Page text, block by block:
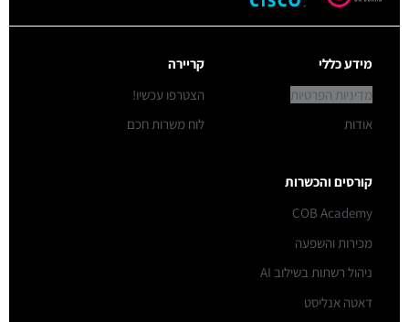
מידע כללי
מדיניות הפרטיות
אודות
קריירה
הצטרפו עכשיו!
לוח משרות חכם
קורסים והכשרות
COB Academy
מכירות והשפעה
ניהול רשתות בשילוב AI
דאטה אנליסט